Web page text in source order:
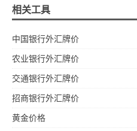
相关工具
中国银行外汇牌价
农业银行外汇牌价
交通银行外汇牌价
招商银行外汇牌价
黄金价格